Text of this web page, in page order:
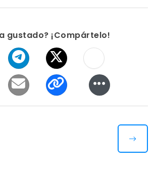
gustado? ¡Compártelo!